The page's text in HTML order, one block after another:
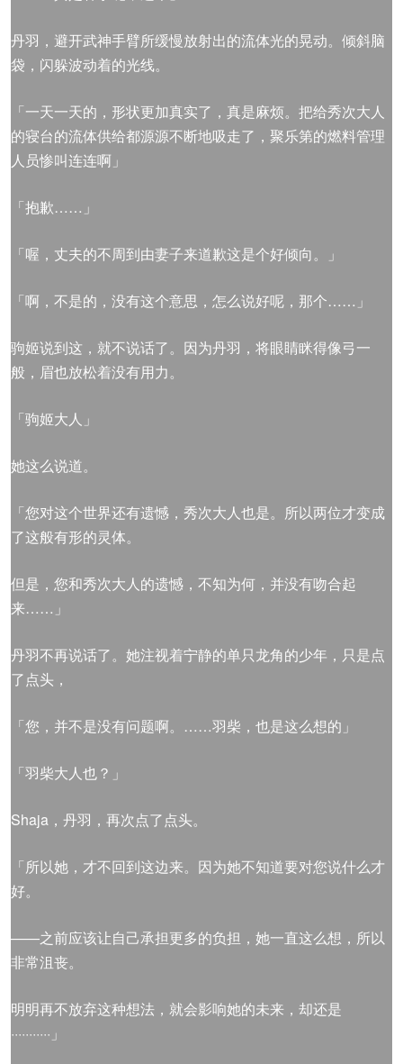
丹羽，避开武神手臂所缓慢放射出的流体光的晃动。倾斜脑
袋，闪躲波动着的光线。
「一天一天的，形状更加真实了，真是麻烦。把给秀次大人
的寝台的流体供给都源源不断地吸走了，聚乐第的燃料管理
人员惨叫连连啊」
「抱歉……」
「喔，丈夫的不周到由妻子来道歉这是个好倾向。」
「啊，不是的，没有这个意思，怎么说好呢，那个……」
驹姬说到这，就不说话了。因为丹羽，将眼睛眯得像弓一
般，眉也放松着没有用力。
「驹姬大人」
她这么说道。
「您对这个世界还有遗憾，秀次大人也是。所以两位才变成
了这般有形的灵体。
但是，您和秀次大人的遗憾，不知为何，并没有吻合起
来……」
丹羽不再说话了。她注视着宁静的单只龙角的少年，只是点
了点头，
「您，并不是没有问题啊。……羽柴，也是这么想的」
「羽柴大人也？」
Shaja，丹羽，再次点了点头。
「所以她，才不回到这边来。因为她不知道要对您说什么才
好。
——之前应该让自己承担更多的负担，她一直这么想，所以
非常沮丧。
明明再不放弃这种想法，就会影响她的未来，却还是
···········」